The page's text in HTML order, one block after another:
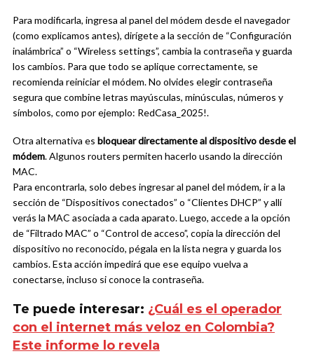
Para modificarla, ingresa al panel del módem desde el navegador
(como explicamos antes), dirígete a la sección de “Configuración
inalámbrica” o “Wireless settings”, cambia la contraseña y guarda
los cambios. Para que todo se aplique correctamente, se
recomienda reiniciar el módem. No olvides elegir contraseña
segura que combine letras mayúsculas, minúsculas, números y
símbolos, como por ejemplo: RedCasa_2025!.
Otra alternativa es bloquear directamente al dispositivo desde el
módem. Algunos routers permiten hacerlo usando la dirección
MAC.
Para encontrarla, solo debes ingresar al panel del módem, ir a la
sección de “Dispositivos conectados” o “Clientes DHCP” y allí
verás la MAC asociada a cada aparato. Luego, accede a la opción
de “Filtrado MAC” o “Control de acceso”, copia la dirección del
dispositivo no reconocido, pégala en la lista negra y guarda los
cambios. Esta acción impedirá que ese equipo vuelva a
conectarse, incluso si conoce la contraseña.
Te puede interesar: ¿Cuál es el operador
con el internet más veloz en Colombia?
Este informe lo revela